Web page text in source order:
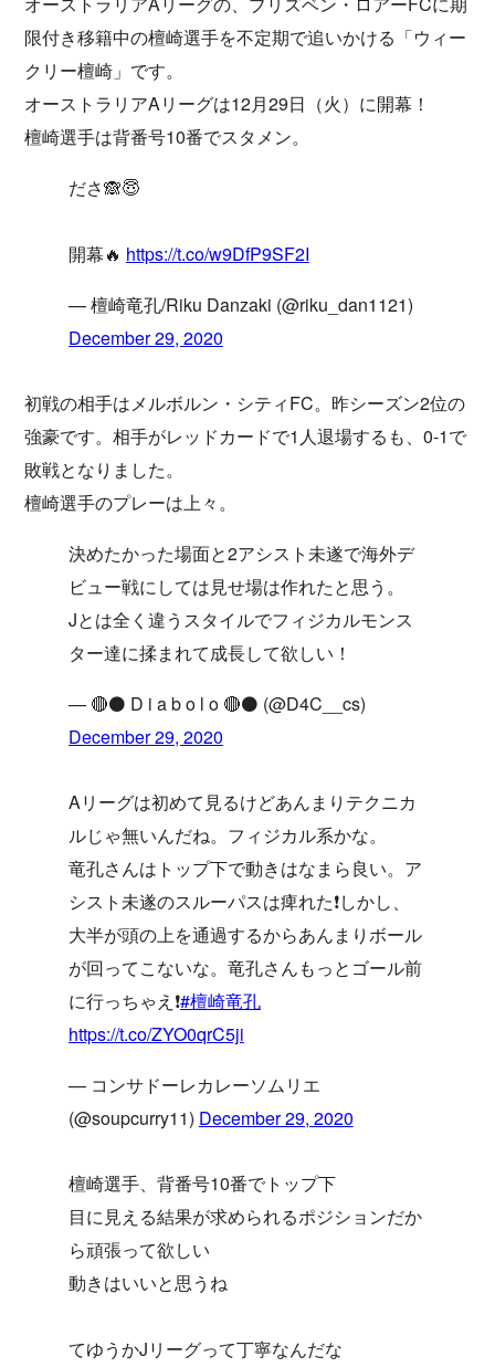
限付き移籍中の檀崎選手を不定期で追いかける「ウィー
クリー檀崎」です。
オーストラリアAリーグは12月29日（火）に開幕！
檀崎選手は背番号10番でスタメン。
ださ🙈😇
開幕🔥 https://t.co/w9DfP9SF2I
— 檀崎竜孔/Riku Danzaki (@riku_dan1121)
December 29, 2020
初戦の相手はメルボルン・シティFC。昨シーズン2位の
強豪です。相手がレッドカードで1人退場するも、0-1で
敗戦となりました。
檀崎選手のプレーは上々。
決めたかった場面と2アシスト未遂で海外デ
ビュー戦にしては見せ場は作れたと思う。
Jとは全く違うスタイルでフィジカルモンス
ター達に揉まれて成長して欲しい！
— 🔴⚫️ D i a b o l o 🔴⚫️ (@D4C__cs)
December 29, 2020
Aリーグは初めて見るけどあんまりテクニカ
ルじゃ無いんだね。フィジカル系かな。
竜孔さんはトップ下で動きはなまら良い。ア
シスト未遂のスルーパスは痺れた❗️しかし、
大半が頭の上を通過するからあんまりボール
が回ってこないな。竜孔さんもっとゴール前
に行っちゃえ❗️#檀崎竜孔
https://t.co/ZYO0qrC5ji
— コンサドーレカレーソムリエ
(@soupcurry11) December 29, 2020
檀崎選手、背番号10番でトップ下
目に見える結果が求められるポジションだか
ら頑張って欲しい
動きはいいと思うね
てゆうかJリーグって丁寧なんだな